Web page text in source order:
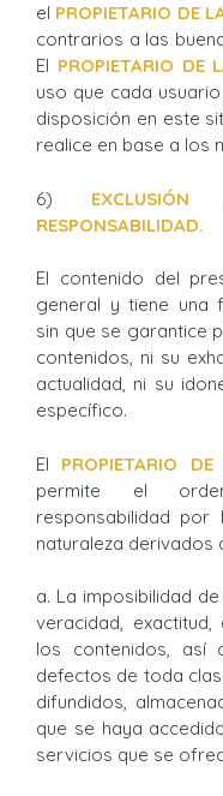
el PROPIETARIO DE
contrarios a las
El PROPIETARIO DE
uso que cada
disposición en este
realice en base a los
6)
RESPONSABILIDAD.
El contenido del
general y tiene una
sin que se garantice
contenidos, ni su
actualidad, ni su
específico.
El PROPIETARIO
permite el
responsabilidad
naturaleza derivados
a. La imposibilidad
veracidad,
los contenidos, así
defectos de toda
difundidos,
que se haya
servicios que se